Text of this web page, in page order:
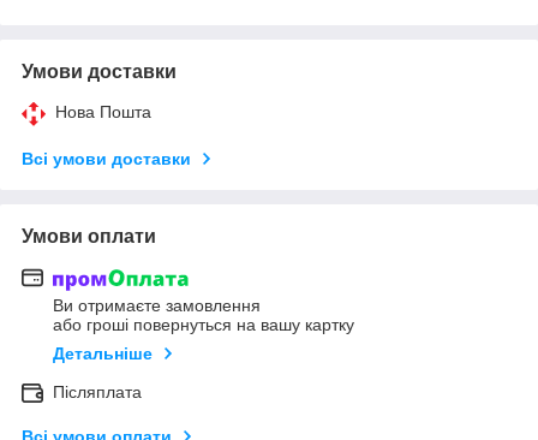
Умови доставки
Нова Пошта
Всі умови доставки
Умови оплати
Ви отримаєте замовлення
або гроші повернуться на вашу картку
Детальніше
Післяплата